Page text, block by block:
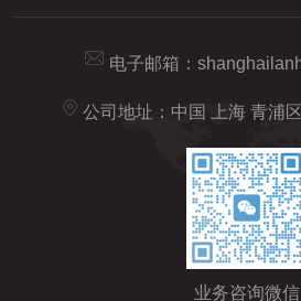
电子邮箱：
公司地址：中国 上海 青浦
业务咨询微信